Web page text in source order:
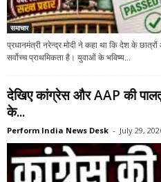
समाचार
प्रधानमंत्री नरेन्द्र मोदी ने कहा था कि देश के
सर्वोच्च प्राथमिकता है। युवाओं के भविष्य...
देखिए कांग्रेस और AAP की पालतू
के...
Perform India News Desk - July 29,